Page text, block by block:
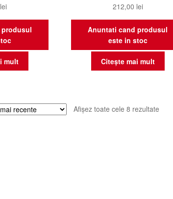
lei
mult
212,00 lei
Anuntati cand produsul
este in stoc
Citește mai mult
Afișez toate cele 8 rezultateSortat